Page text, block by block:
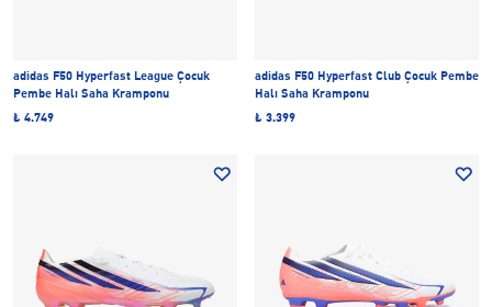
adidas F50 Hyperfast League Çocuk
Pembe Halı Saha Kramponu
₺ 4.749
adidas F50 Hyperfast Club Çocuk Pembe
Halı Saha Kramponu
₺ 3.399